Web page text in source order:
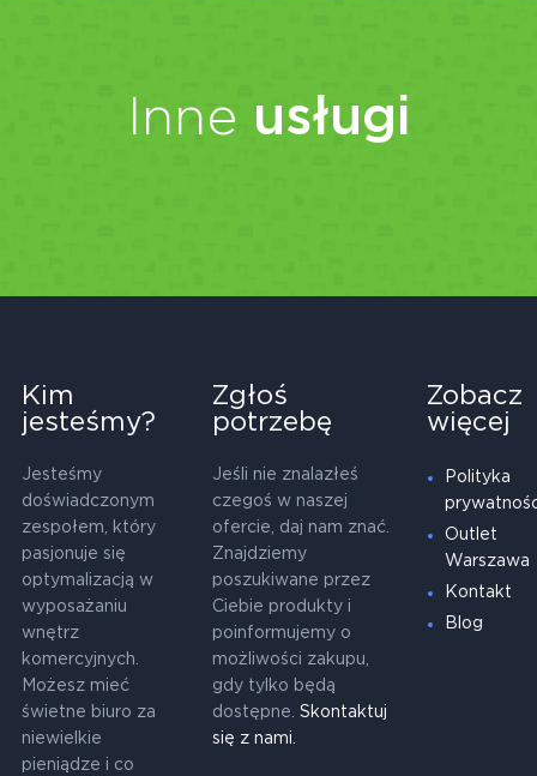
Inne usługi
Kim
jesteśmy?
Jesteśmy
doświadczonym
zespołem, który
pasjonuje się
optymalizacją w
wyposażaniu
wnętrz
komercyjnych.
Możesz mieć
świetne biuro za
niewielkie
pieniądze i co
Zgłoś
potrzebę
Jeśli nie znalazłeś
czegoś w naszej
ofercie, daj nam znać.
Znajdziemy
poszukiwane przez
Ciebie produkty i
poinformujemy o
możliwości zakupu,
gdy tylko będą
dostępne. Skontaktuj
się z nami.
Zobacz
więcej
Polityka
Outlet
Warszawa
Kontakt
Blog